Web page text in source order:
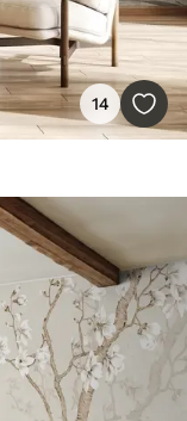
14